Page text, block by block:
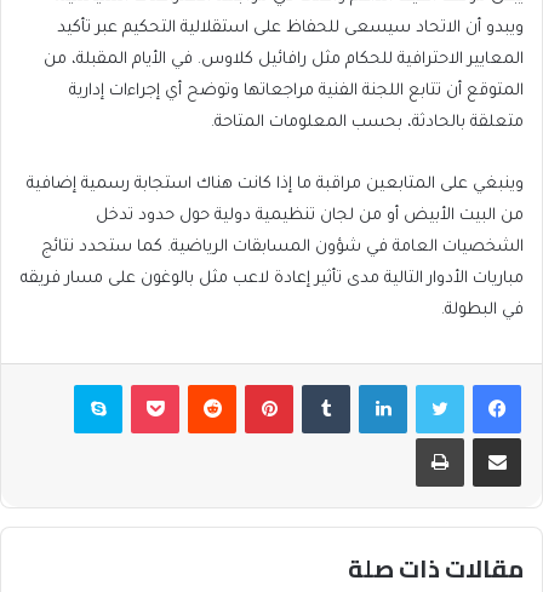
ويبدو أن الاتحاد سيسعى للحفاظ على استقلالية التحكيم عبر تأكيد
المعايير الاحترافية للحكام مثل رافائيل كلاوس. في الأيام المقبلة، من
المتوقع أن تتابع اللجنة الفنية مراجعاتها وتوضح أي إجراءات إدارية
متعلقة بالحادثة، بحسب المعلومات المتاحة.
وينبغي على المتابعين مراقبة ما إذا كانت هناك استجابة رسمية إضافية
من البيت الأبيض أو من لجان تنظيمية دولية حول حدود تدخل
الشخصيات العامة في شؤون المسابقات الرياضية. كما ستحدد نتائج
مباريات الأدوار التالية مدى تأثير إعادة لاعب مثل بالوغون على مسار فريقه
في البطولة.
فيسبوكتويتر لينكدإن بينتيريست بوكيت سكايب
مشاركة عبر البريد طباعة
مقالات ذات صلة